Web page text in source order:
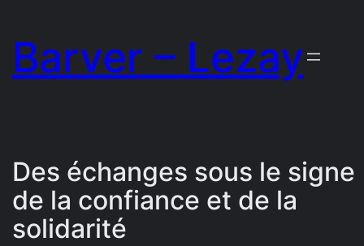
Inhalt
springen
Barver – Lezay
Des échanges sous le signe
de la confiance et de la
solidarité